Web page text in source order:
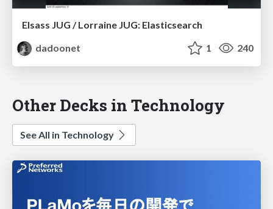
Elsass JUG / Lorraine JUG: Elasticsearch
dadoonet
1 240
Other Decks in Technology
See All in Technology